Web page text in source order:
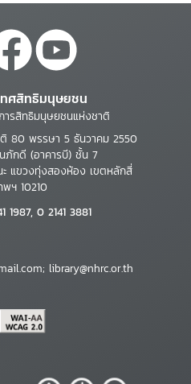
ศสิทธิมนุษยชน
รสิทธิมนุษยชนแห่งชาติ
ติ 80 พรรษา 5 ธันวาคม 2550
ภักดี (อาคารบี) ชั้น 7
แขวงทุ่งสองห้อง เขตหลักสี่
พฯ 10210
1987, 0 2141 3881
library@nhrc.or.th